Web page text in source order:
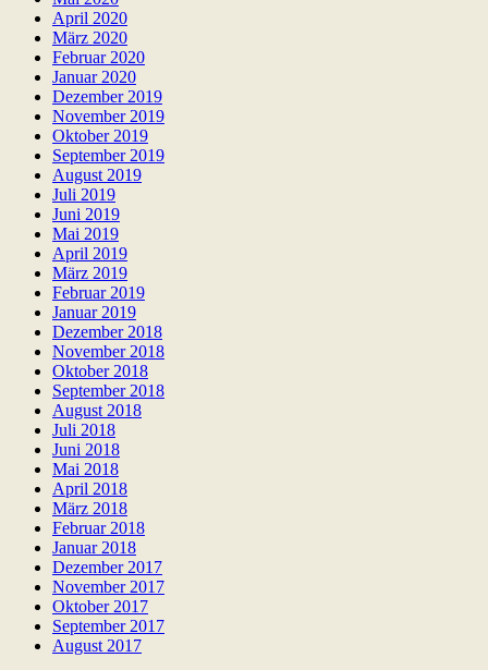
April 2020
März 2020
Februar 2020
Januar 2020
Dezember 2019
November 2019
Oktober 2019
September 2019
August 2019
Juli 2019
Juni 2019
Mai 2019
April 2019
März 2019
Februar 2019
Januar 2019
Dezember 2018
November 2018
Oktober 2018
September 2018
August 2018
Juli 2018
Juni 2018
Mai 2018
April 2018
März 2018
Februar 2018
Januar 2018
Dezember 2017
November 2017
Oktober 2017
September 2017
August 2017